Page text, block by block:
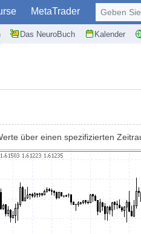
MetaTrader
Das NeuroBuch Kalender
Geben Sie
über einen spezifizierten